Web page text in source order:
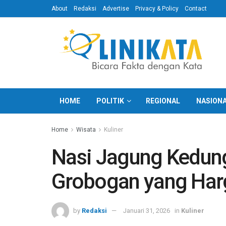
About Redaksi Advertise Privacy & Policy Contact
HOME POLITIK REGIONAL
Home Wisata Kuliner
Nasi Jagung
Grobogan yang
by Redaksi Januari 31, 2026 in Kuliner